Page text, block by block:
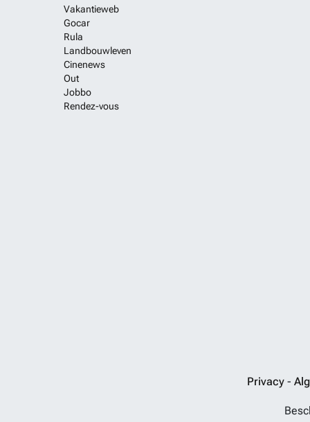
Vakantieweb
Gocar
Rula
Landbouwleven
Cinenews
Out
Jobbo
Rendez-vous
Privacy -